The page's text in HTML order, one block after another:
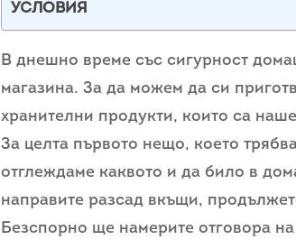
УСЛОВИЯ
В днешно време със сигурност
магазина. За да можем да си
хранителни продукти, които са
За целта първото нещо, което
отглеждаме каквото и да било в
направите разсад вкъщи,
Безспорно ще намерите отговора